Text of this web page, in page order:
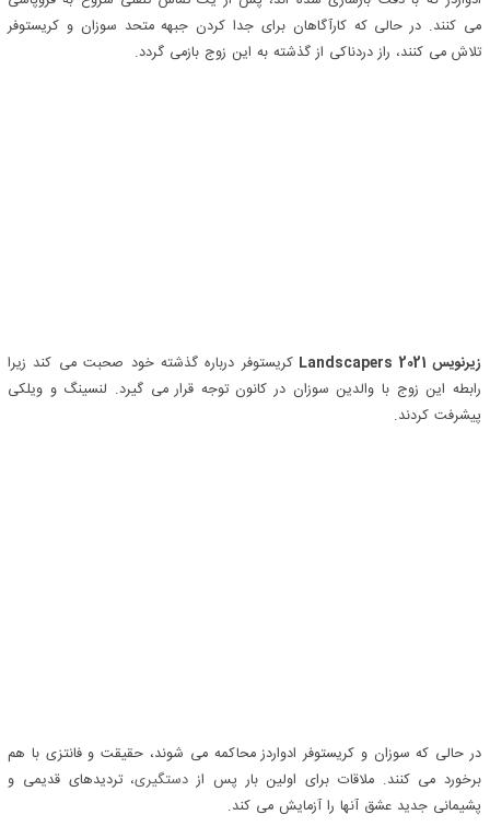
می کنند. در حالی که کارآگاهان برای جدا کردن جبهه متحد سوزان و کریستوفر
تلاش می کنند، راز دردناکی از گذشته به این زوج بازمی گردد.
زیرنویس Landscapers 2021
کریستوفر درباره گذشته خود صحبت می کند زیرا
رابطه این زوج با والدین سوزان در کانون توجه قرار می گیرد. لنسینگ و ویلکی
پیشرفت کردند.
در حالی که سوزان و کریستوفر ادواردز محاکمه می شوند، حقیقت و فانتزی با هم
برخورد می کنند. ملاقات برای اولین بار پس از دستگیری، تردیدهای قدیمی و
پشیمانی جدید عشق آنها را آزمایش می کند.